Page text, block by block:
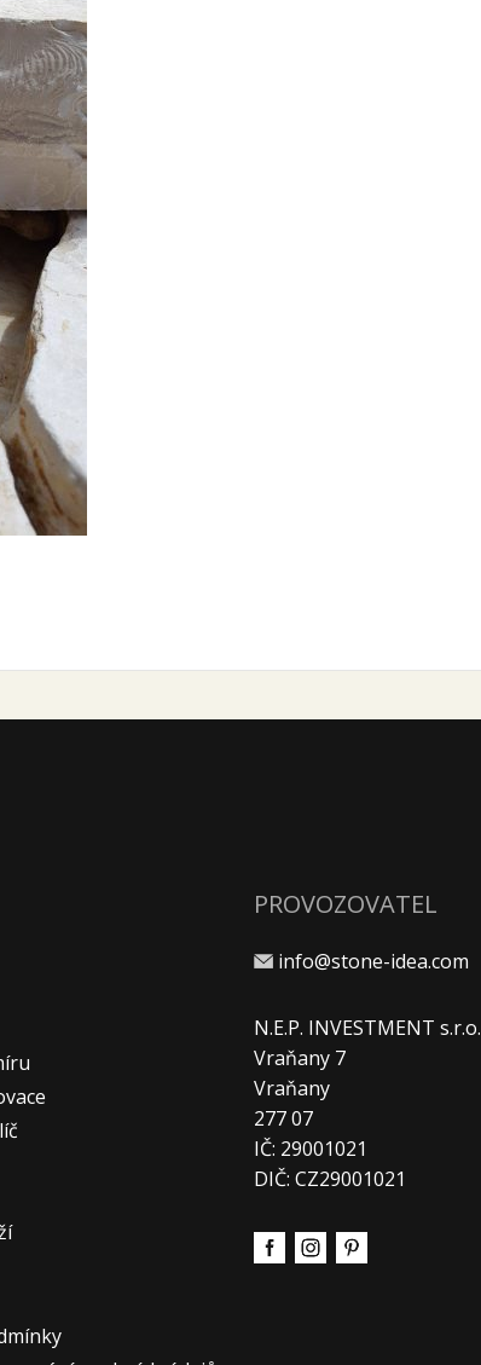
PROVOZOVATEL
info@stone-idea.com
N.E.P. INVESTMENT s.r.o.
Vraňany 7
Vraňany
277 07
IČ: 29001021
DIČ: CZ29001021